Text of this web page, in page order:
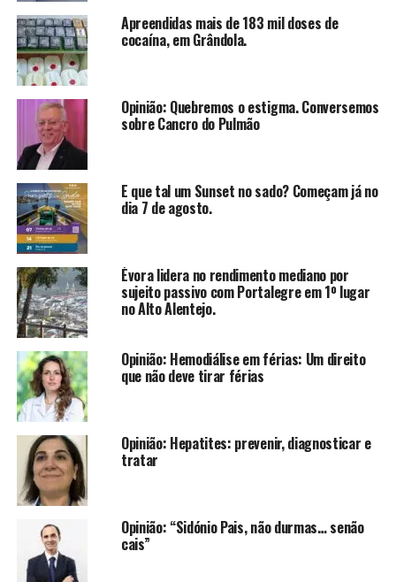
Apreendidas mais de 183 mil doses de
cocaína, em Grândola.
Opinião: Quebremos o estigma. Conversemos
sobre Cancro do Pulmão
E que tal um Sunset no sado? Começam já no
dia 7 de agosto.
Évora lidera no rendimento mediano por
sujeito passivo com Portalegre em 1º lugar
no Alto Alentejo.
Opinião: Hemodiálise em férias: Um direito
que não deve tirar férias
Opinião: Hepatites: prevenir, diagnosticar e
tratar
Opinião: “Sidónio Pais, não durmas… senão
cais”